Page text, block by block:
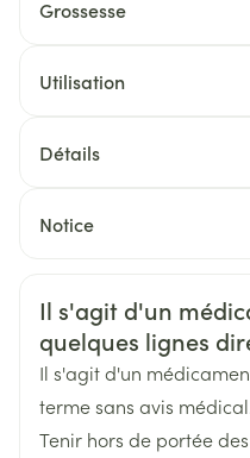
Grossesse
Utilisation
Détails
Marques
Largeur 60 mm
Notice
Informations sur
Il s'agit d'un
quelques lignes
Il s'agit d'un
terme sans avis
Tenir hors de portée